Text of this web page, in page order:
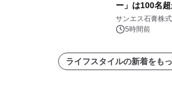
ー」は100名
れました。
サンエス石膏株
5時間前
ライフスタイルの新着をも